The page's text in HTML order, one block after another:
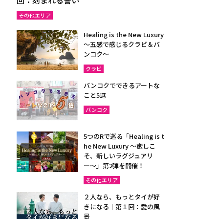
その他エリア
Healing is the New Luxury
～五感で感じるクラビ＆バ
ンコク～
クラビ
バンコクでできるアートな
こと5選
バンコク
5つのRで巡る「Healing is t
he New Luxury ～癒しこ
そ、新しいラグジュアリ
ー〜」第2弾を開催！
その他エリア
２人なら、もっとタイが好
きになる｜第１回：愛の風
景